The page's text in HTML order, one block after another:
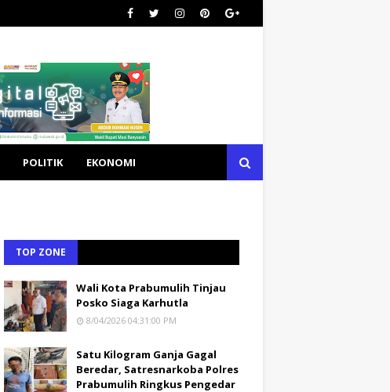
POLITIK EKONOMI
TOP ZONE
Wali Kota Prabumulih Tinjau
Posko Siaga Karhutla
8/04/2026 04:31:00 PM
Satu Kilogram Ganja Gagal
Beredar, Satresnarkoba Polres
Prabumulih Ringkus Pengedar